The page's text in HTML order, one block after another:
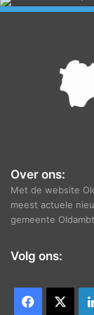
h
Over ons:
Met de website
meest actuele
gemeente
Volg ons:
Facebook